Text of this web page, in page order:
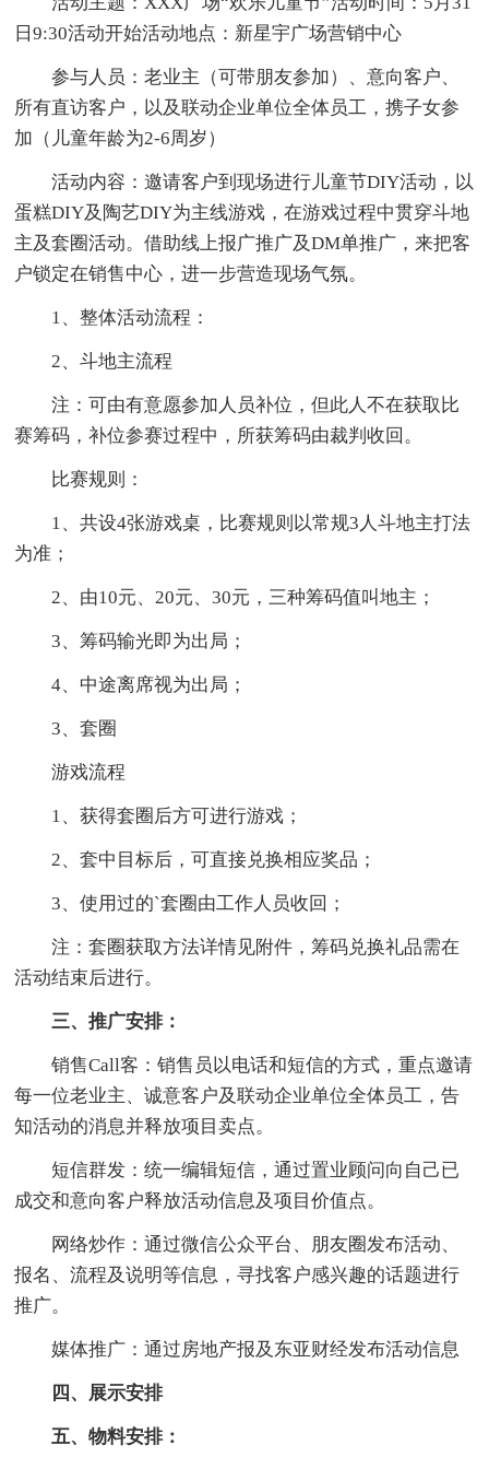
日9:30活动开始活动地点：新星宇广场营销中心
参与人员：老业主（可带朋友参加）、意向客户、
所有直访客户，以及联动企业单位全体员工，携子女参
加（儿童年龄为2-6周岁）
活动内容：邀请客户到现场进行儿童节DIY活动，以
蛋糕DIY及陶艺DIY为主线游戏，在游戏过程中贯穿斗地
主及套圈活动。借助线上报广推广及DM单推广，来把客
户锁定在销售中心，进一步营造现场气氛。
1、整体活动流程：
2、斗地主流程
注：可由有意愿参加人员补位，但此人不在获取比
赛筹码，补位参赛过程中，所获筹码由裁判收回。
比赛规则：
1、共设4张游戏桌，比赛规则以常规3人斗地主打法
为准；
2、由10元、20元、30元，三种筹码值叫地主；
3、筹码输光即为出局；
4、中途离席视为出局；
3、套圈
游戏流程
1、获得套圈后方可进行游戏；
2、套中目标后，可直接兑换相应奖品；
3、使用过的`套圈由工作人员收回；
注：套圈获取方法详情见附件，筹码兑换礼品需在
活动结束后进行。
三、推广安排：
销售Call客：销售员以电话和短信的方式，重点邀请
每一位老业主、诚意客户及联动企业单位全体员工，告
知活动的消息并释放项目卖点。
短信群发：统一编辑短信，通过置业顾问向自己已
成交和意向客户释放活动信息及项目价值点。
网络炒作：通过微信公众平台、朋友圈发布活动、
报名、流程及说明等信息，寻找客户感兴趣的话题进行
推广。
媒体推广：通过房地产报及东亚财经发布活动信息
四、展示安排
五、物料安排：